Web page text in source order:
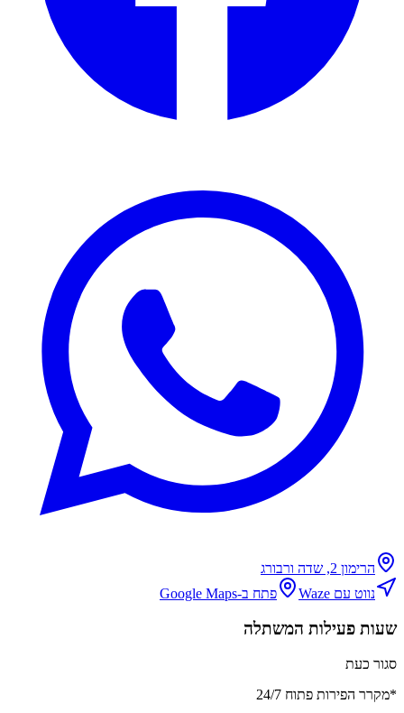
הרימון 2, שדה ורבורג
נווט עם Waze
פתח ב-Google Maps
שעות פעילות המשתלה
סגור כעת
*מקרר הפירות פתוח 24/7